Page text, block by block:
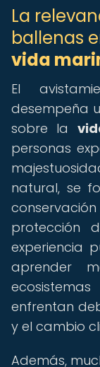
La
ballenas
vida
El
desempeña
sobre la
personas
natural, se
protección
experiencia
aprender
enfrentan
y el cambio
Además,